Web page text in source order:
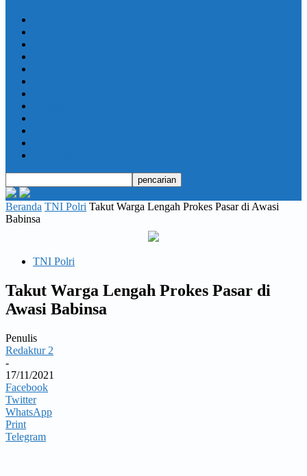
Beranda TNI Polri Takut Warga Lengah Prokes Pasar di Awasi
Babinsa
TNI Polri
Takut Warga Lengah Prokes Pasar di
Awasi Babinsa
Penulis
Redaktur 2
-
17/11/2021
Facebook
Twitter
WhatsApp
Print
Telegram